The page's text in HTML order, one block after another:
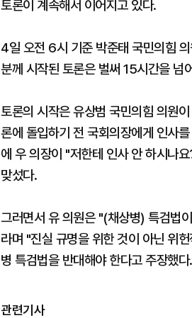
토론이 계속해서 이어지고 있다.
4일 오전 6시 기준 박준태 국민의힘
분께 시작된 토론은 벌써 15시간을 넘
토론의 시작은 유상범 국민의힘 의원
론에 돌입하기 전 국회의장에게 인사
에 우 의장이 "저한테 인사 안 하시나
맞섰다.
그러면서 유 의원은 "(채상병) 특검법
라며 "진실 규명을 위한 것이 아닌 위
병 특검법을 반대해야 한다고 주장했다.
관련기사